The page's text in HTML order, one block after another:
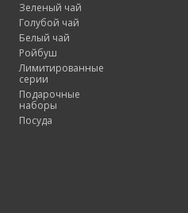
Зеленый чай
Голубой чай
Белый чай
Ройбуш
Лимитированные
серии
Подарочные
наборы
Посуда